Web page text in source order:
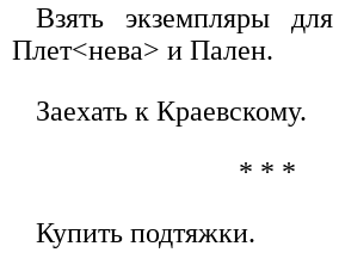
Взять экземпляры
Плет<нева> и Пален.
Заехать к Краевскому.
* * *
Купить подтяжки.